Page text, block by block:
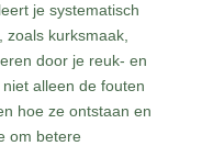
je systematisch
kurksmaak,
door je reuk- en
alleen de fouten
hoe ze ontstaan en
om betere